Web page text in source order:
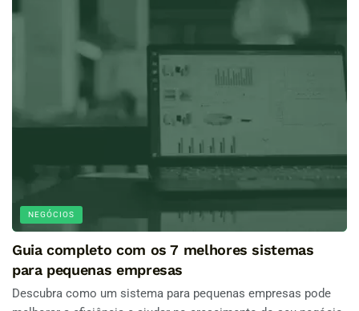
NEGÓCIOS
Guia completo com os 7 melhores sistemas
para pequenas empresas
Descubra como um sistema para pequenas empresas pode